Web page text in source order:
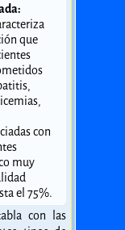
que
con
muy
el 75%.
con las